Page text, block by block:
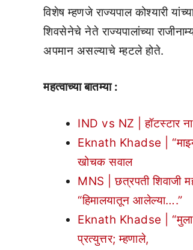
विशेष म्हणजे राज्यपाल कोश्यारी
शिवसेनेचे नेते राज्यपालांच्या
अपमान असल्याचे म्हटले होते.
महत्वाच्या बातम्या :
IND vs NZ | हॉटस्टार
Eknath Khadse |
खोचक सवाल
MNS | छत्रपती शिवाजी
“हिमालयातून आलेल्या….”
Eknath Khadse |
प्रत्युत्तर; म्हणाले,